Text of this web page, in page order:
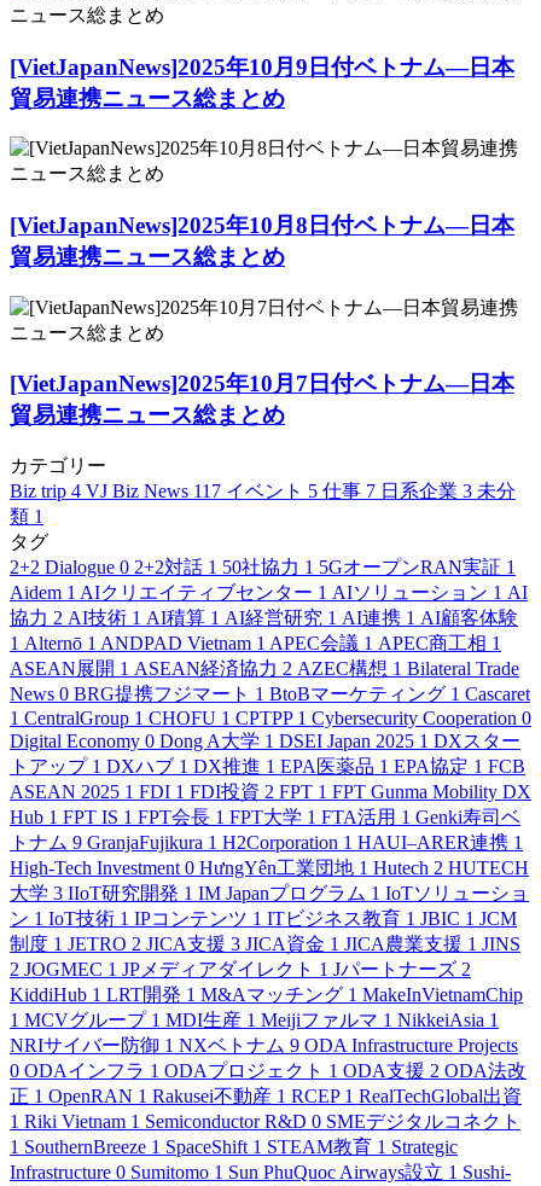
[VietJapanNews]2025年10月9日付ベトナム―日本
貿易連携ニュース総まとめ
[VietJapanNews]2025年10月8日付ベトナム―日本
貿易連携ニュース総まとめ
[VietJapanNews]2025年10月7日付ベトナム―日本
貿易連携ニュース総まとめ
カテゴリー
Biz trip 4 VJ Biz News 117 イベント 5 仕事 7 日系企業 3 未分
類 1
タグ
2+2 Dialogue 0 2+2対話 1 50社協力 1 5GオープンRAN実証 1
Aidem 1 AIクリエイティブセンター 1 AIソリューション 1 AI
協力 2 AI技術 1 AI積算 1 AI経営研究 1 AI連携 1 AI顧客体験
1 Alternō 1 ANDPAD Vietnam 1 APEC会議 1 APEC商工相 1
ASEAN展開 1 ASEAN経済協力 2 AZEC構想 1 Bilateral Trade
News 0 BRG提携フジマート 1 BtoBマーケティング 1 Cascaret
1 CentralGroup 1 CHOFU 1 CPTPP 1 Cybersecurity Cooperation 0
Digital Economy 0 Dong A大学 1 DSEI Japan 2025 1 DXスター
トアップ 1 DXハブ 1 DX推進 1 EPA医薬品 1 EPA協定 1 FCB
ASEAN 2025 1 FDI 1 FDI投資 2 FPT 1 FPT Gunma Mobility DX
Hub 1 FPT IS 1 FPT会長 1 FPT大学 1 FTA活用 1 Genki寿司ベ
トナム 9 GranjaFujikura 1 H2Corporation 1 HAUI–ARER連携 1
High-Tech Investment 0 HưngYên工業団地 1 Hutech 2 HUTECH
大学 3 IIoT研究開発 1 IM Japanプログラム 1 IoTソリューショ
ン 1 IoT技術 1 IPコンテンツ 1 ITビジネス教育 1 JBIC 1 JCM
制度 1 JETRO 2 JICA支援 3 JICA資金 1 JICA農業支援 1 JINS
2 JOGMEC 1 JPメディアダイレクト 1 Jパートナーズ 2
KiddiHub 1 LRT開発 1 M&Aマッチング 1 MakeInVietnamChip
1 MCVグループ 1 MDI生産 1 Meijiファルマ 1 NikkeiAsia 1
NRIサイバー防御 1 NXベトナム 9 ODA Infrastructure Projects
0 ODAインフラ 1 ODAプロジェクト 1 ODA支援 2 ODA法改
正 1 OpenRAN 1 Rakusei不動産 1 RCEP 1 RealTechGlobal出資
1 Riki Vietnam 1 Semiconductor R&D 0 SMEデジタルコネクト
1 SouthernBreeze 1 SpaceShift 1 STEAM教育 1 Strategic
Infrastructure 0 Sumitomo 1 Sun PhuQuoc Airways設立 1 Sushi-